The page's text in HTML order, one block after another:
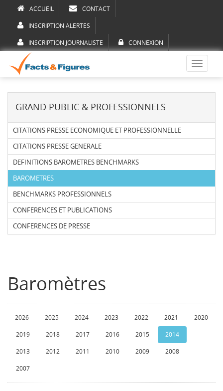
ACCUEIL CONTACT
INSCRIPTION ALERTES
INSCRIPTION JOURNALISTE CONNEXION
Toggle
GRAND PUBLIC & PROFESSIONNELS
CITATIONS PRESSE ECONOMIQUE ET PROFESSIONNELLE
CITATIONS PRESSE GENERALE
DEFINITIONS BAROMETRES BENCHMARKS
BAROMETRES
BENCHMARKS PROFESSIONNELS
CONFERENCES ET PUBLICATIONS
CONFERENCES DE PRESSE
Baromètres
2026 2025 2024 2023 2022 2021 2020
2019 2018 2017 2016 2015 2014
2013 2012 2011 2010 2009 2008
2007